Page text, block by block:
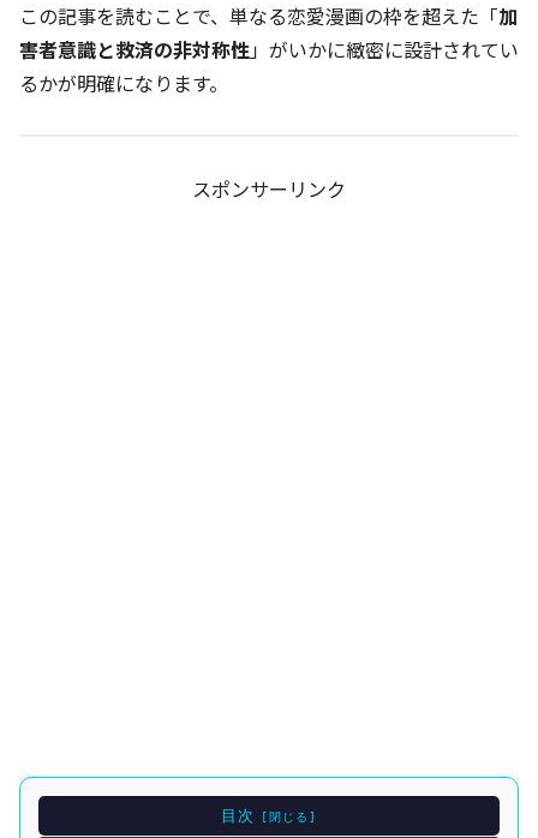
この記事を読むことで、単なる恋愛漫画の枠を超えた「加
害者意識と救済の非対称性」がいかに緻密に設計されてい
るかが明確になります。
スポンサーリンク
目次